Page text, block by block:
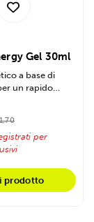
Gel 30ml
a base di
un rapido
per
prodotto